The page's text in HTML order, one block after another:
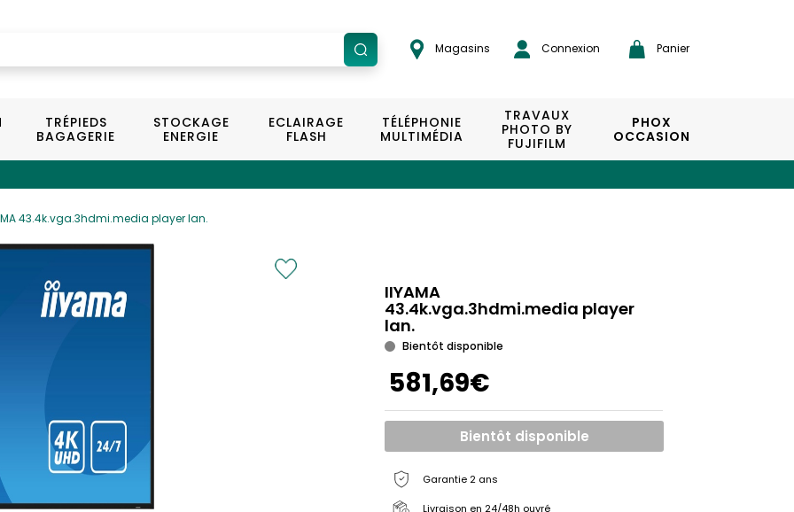
Magasins Connexion Panier
TRÉPIEDS
BAGAGERIE
STOCKAGE
ENERGIE
ECLAIRAGE
FLASH
TÉLÉPHONIE
MULTIMÉDIA
TRAVAUX
PHOTO BY
FUJIFILM
PHOX
OCCASION
43.4k.vga.3hdmi.media player lan.
IIYAMA
43.4k.vga.3hdmi.media player
lan.
Bientôt disponible
581,69€
Bientôt disponible
Garantie 2 ans
Livraison en 24/48h ouvré